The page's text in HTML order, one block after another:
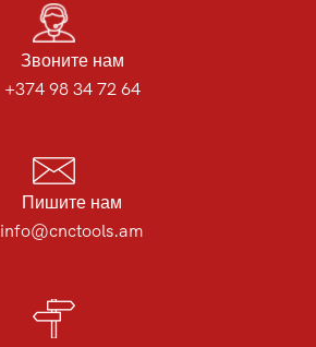
Звоните нам
+374 98 34 72 64
Пишите нам
info@cnctools.am